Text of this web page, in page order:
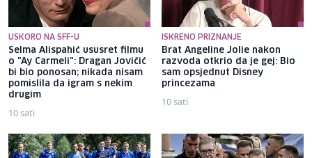
USKORO NA SFF-U
Selma Alispahić ususret filmu
o "Ay Carmeli": Dragan Jovičić
bi bio ponosan; nikada nisam
pomislila da igram s nekim
drugim
10 sati
ISKRENO PRIZNANJE
Brat Angeline Jolie nakon
razvoda otkrio da je gej: Bio
sam opsjednut Disney
princezama
10 sati